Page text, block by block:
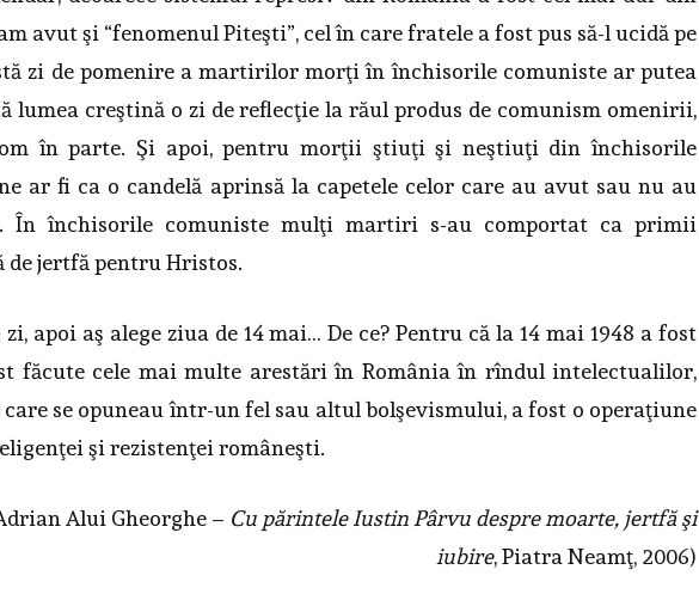
avut şi “fenomenul Piteşti”, cel în care fratele a fost pus să-l ucidă pe
zi de pomenire a martirilor morţi în închisorile comuniste ar putea
lumea creştină o zi de reflecţie la răul produs de comunism omenirii,
în parte. Şi apoi, pentru morţii ştiuţi şi neştiuţi din închisorile
ar fi ca o candelă aprinsă la capetele celor care au avut sau nu au
În închisorile comuniste mulţi martiri s-au comportat ca primii
de jertfă pentru Hristos.
apoi aş alege ziua de 14 mai… De ce? Pentru că la 14 mai 1948 a fost
făcute cele mai multe arestări în România în rîndul intelectualilor,
se opuneau într-un fel sau altul bolşevismului, a fost o operaţiune
şi rezistenţei româneşti.
Alui Gheorghe – Cu părintele Iustin Pârvu despre moarte, jertfă şi
iubire, Piatra Neamţ, 2006)